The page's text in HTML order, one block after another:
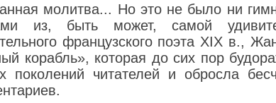
молитва... Но это не было ни
из, быть может, самой
французского поэта XIX в.,
корабль», которая до сих пор
поколений читателей и обросла